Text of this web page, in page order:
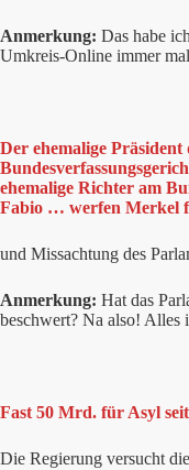
Anmerkung: Das habe
Umkreis-Online immer
Der ehemalige Präsident
ehemalige Richter am
Fabio … werfen Merkel
und Missachtung des
Anmerkung: Hat das
beschwert? Na also! Alles
Fast 50 Mrd. für Asyl
Die Regierung versucht